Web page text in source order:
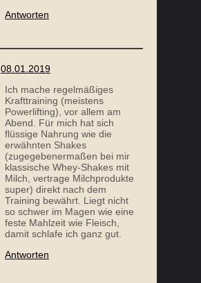
Antworten
08.01.2019
Ich mache regelmäßiges
Krafttraining (meistens
Powerlifting), vor allem am
Abend. Für mich hat sich
flüssige Nahrung wie die
erwähnten Shakes
(zugegebenermaßen bei mir
klassische Whey-Shakes mit
Milch, vertrage Milchprodukte
super) direkt nach dem
Training bewährt. Liegt nicht
so schwer im Magen wie eine
feste Mahlzeit wie Fleisch,
damit schlafe ich ganz gut.
Antworten